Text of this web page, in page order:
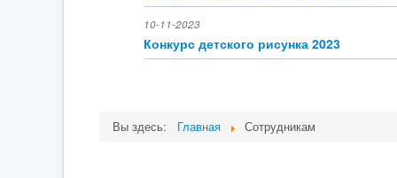
10-11-2023
Конкурс детского рисунка 2023
Вы здесь: Главная Сотрудникам